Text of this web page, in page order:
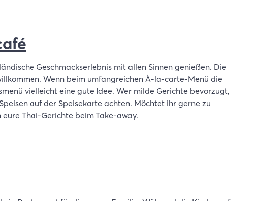
Geschmackserlebnis mit allen Sinnen genießen. Die
Wenn beim umfangreichen À-la-carte-Menü die
vielleicht eine gute Idee. Wer milde Gerichte bevorzugt,
auf der Speisekarte achten. Möchtet ihr gerne zu
Thai-Gerichte beim Take-away.